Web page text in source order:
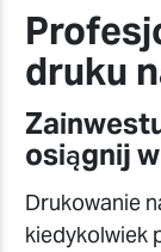
druku
osiągnij
Drukowanie
kiedykolwiek